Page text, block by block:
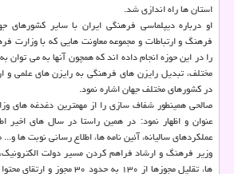
استان ها راه اندازی شد.
او درباره دیپلماسی فرهنگی ایران با سایر کشورهای
فرهنگ و ارتباطات و مجموعه معاونت هایی که با وزارت
در کشورهای مختلف جهان اشاره نمود.
صالحی همینطور شفاف سازی را از مهمترین دغدغه های
عنوان و اظهار نمود: در همین راستا در سال های اخیر
عملکردهای سالیانه، آئین نامه ها، اطلاع رسانی نوبت ها
وزیر فرهنگ و ارشاد فراهم کردن مسیر دولت
ها، تقلیل مجوزها از ۱۳۰ به حدود